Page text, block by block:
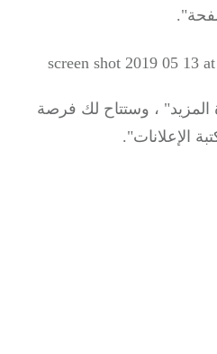
، وستتاح لك فرصة